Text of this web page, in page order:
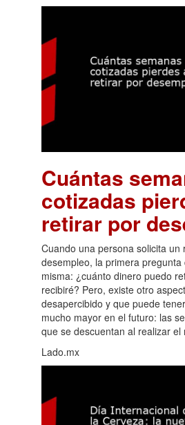
Cuántas
cotizadas
retirar por
Cuando una persona solicita un
desempleo, la primera
misma: ¿cuánto dinero puedo
recibiré? Pero, existe otro
desapercibido y que puede
mucho mayor en el futuro: las
que se descuentan al realizar el
Lado.mx